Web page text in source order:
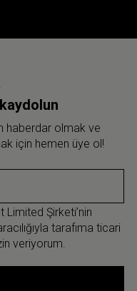
haberdar olmak ve
için hemen üye ol!
Şirketi’nin
tarafıma ticari
veriyorum.